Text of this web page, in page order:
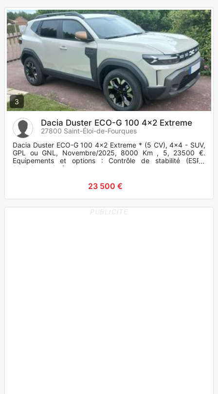
3
Dacia Duster ECO-G 100 4x2 Extreme
27800 Saint-Éloi-de-Fourques
Dacia Duster ECO-G 100 4x2 Extreme * (5 CV), 4x4 - SUV,
GPL ou GNL, Novembre/2025, 8000 Km , 5, 23500 €.
Equipements et options : Contrôle de stabilité (ESP),
Direction assistée.
23 500 €
PUBLICITE